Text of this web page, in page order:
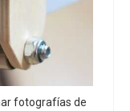
fotografías de